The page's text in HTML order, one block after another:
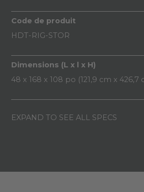
Code de produit
HDT-RIG-STOR
Dimensions (L x l x H)
48 x 168 x 108 po (121,9 cm x 426,7
EXPAND TO SEE ALL SPECS